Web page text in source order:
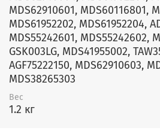
MDS62910601, MDS60116801,
MDS61952202, MDS61952204,
MDS55242601, MDS55242602,
GSK003LG, MDS41955002,
AGF75222150, MDS62910603,
MDS38265303
Вес
1.2 кг